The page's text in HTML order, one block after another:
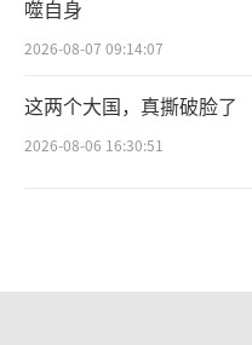
噬自身
2026-08-07 09:14:07
这两个大国，真撕破脸了
2026-08-06 16:30:51